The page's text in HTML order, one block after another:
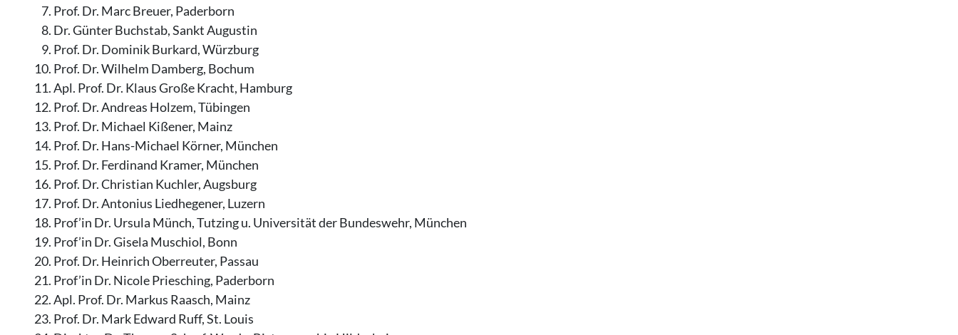
Prof. Dr. Marc Breuer, Paderborn
Dr. Günter Buchstab, Sankt Augustin
Prof. Dr. Dominik Burkard, Würzburg
Prof. Dr. Wilhelm Damberg, Bochum
Apl. Prof. Dr. Klaus Große Kracht, Hamburg
Prof. Dr. Andreas Holzem, Tübingen
Prof. Dr. Michael Kißener, Mainz
Prof. Dr. Hans-Michael Körner, München
Prof. Dr. Ferdinand Kramer, München
Prof. Dr. Christian Kuchler, Augsburg
Prof. Dr. Antonius Liedhegener, Luzern
Prof’in Dr. Ursula Münch, Tutzing u. Universität der Bundeswehr, München
Prof’in Dr. Gisela Muschiol, Bonn
Prof. Dr. Heinrich Oberreuter, Passau
Prof’in Dr. Nicole Priesching, Paderborn
Apl. Prof. Dr. Markus Raasch, Mainz
Prof. Dr. Mark Edward Ruff, St. Louis